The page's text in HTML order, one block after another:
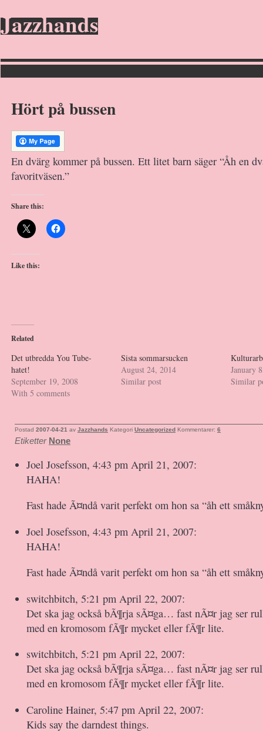
Jazzhands
Hört på bussen
En dvärg kommer på bussen. Ett litet barn säger “Åh en
favoritväsen.”
Share this:
Like this:
Related
Det utbredda You Tube-
hatet!
September 19, 2008
With 5 comments
Sista sommarsucken
August 24, 2014
Similar post
January
Similar
Postad 2007-04-21 av Jazzhands Kategori Uncategorized Kommentarer: 6
Etiketter None
Joel Josefsson, 4:43 pm April 21, 2007:
HAHA!
Fast hade Ã¤ndå varit perfekt om hon sa “åh ett
Joel Josefsson, 4:43 pm April 21, 2007:
HAHA!
Fast hade Ã¤ndå varit perfekt om hon sa “åh ett
switchbitch, 5:21 pm April 22, 2007:
Det ska jag också bÃ¶rja sÃ¤ga… fast nÃ¤r jag ser
med en kromosom fÃ¶r mycket eller fÃ¶r lite.
switchbitch, 5:21 pm April 22, 2007:
Det ska jag också bÃ¶rja sÃ¤ga… fast nÃ¤r jag ser
med en kromosom fÃ¶r mycket eller fÃ¶r lite.
Caroline Hainer, 5:47 pm April 22, 2007:
Kids say the darndest things.